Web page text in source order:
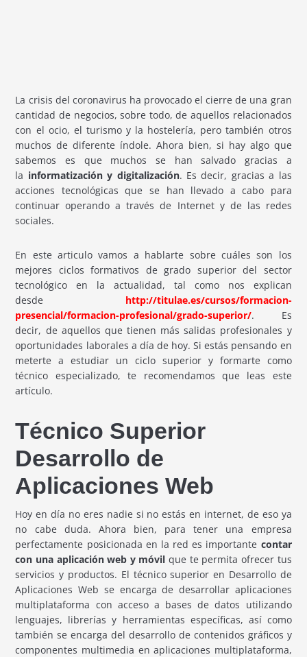
La crisis del coronavirus ha provocado el cierre de una gran
cantidad de negocios, sobre todo, de aquellos relacionados
con el ocio, el turismo y la hostelería, pero también otros
muchos de diferente índole. Ahora bien, si hay algo que
sabemos es que muchos se han salvado gracias a
la informatización y digitalización. Es decir, gracias a las
acciones tecnológicas que se han llevado a cabo para
continuar operando a través de Internet y de las redes
sociales.
En este articulo vamos a hablarte sobre cuáles son los
mejores ciclos formativos de grado superior del sector
tecnológico en la actualidad, tal como nos explican
desde http://titulae.es/cursos/formacion-
presencial/formacion-profesional/grado-superior/. Es
decir, de aquellos que tienen más salidas profesionales y
oportunidades laborales a día de hoy. Si estás pensando en
meterte a estudiar un ciclo superior y formarte como
técnico especializado, te recomendamos que leas este
artículo.
Técnico Superior
Desarrollo de
Aplicaciones Web
Hoy en día no eres nadie si no estás en internet, de eso ya
no cabe duda. Ahora bien, para tener una empresa
perfectamente posicionada en la red es importante contar
con una aplicación web y móvil que te permita ofrecer tus
servicios y productos. El técnico superior en Desarrollo de
Aplicaciones Web se encarga de desarrollar aplicaciones
multiplataforma con acceso a bases de datos utilizando
lenguajes, librerías y herramientas específicas, así como
también se encarga del desarrollo de contenidos gráficos y
componentes multimedia en aplicaciones multiplataforma,